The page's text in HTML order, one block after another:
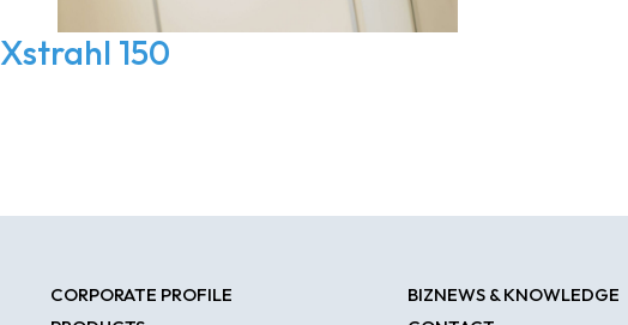
Xstrahl 150
CORPORATE PROFILE
BIZNEWS & KNOWLEDGE